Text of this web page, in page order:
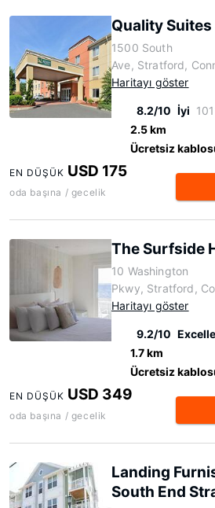
Quality
1500 South
Ave, Stratford,
Haritayı göster
8.2/10 İyi
2.5 km
Ücretsiz
EN DÜŞÜK USD 175
oda başına / gecelik
The Surfside
10 Washington
Pkwy, Stratford,
Haritayı göster
9.2/10
1.7 km
Ücretsiz
EN DÜŞÜK USD 349
oda başına / gecelik
Landing
South End